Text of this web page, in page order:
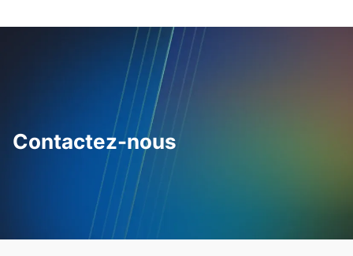
Contactez-nous